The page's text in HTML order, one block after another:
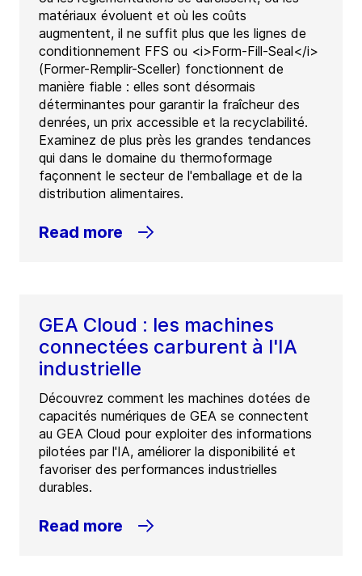
matériaux évoluent et où les coûts
augmentent, il ne suffit plus que les lignes de
conditionnement FFS ou <i>Form-Fill-Seal</i>
(Former-Remplir-Sceller) fonctionnent de
manière fiable : elles sont désormais
déterminantes pour garantir la fraîcheur des
denrées, un prix accessible et la recyclabilité.
Examinez de plus près les grandes tendances
qui dans le domaine du thermoformage
façonnent le secteur de l'emballage et de la
distribution alimentaires.
Read more
GEA Cloud : les machines
connectées carburent à l'IA
industrielle
Découvrez comment les machines dotées de
capacités numériques de GEA se connectent
au GEA Cloud pour exploiter des informations
pilotées par l'IA, améliorer la disponibilité et
favoriser des performances industrielles
durables.
Read more